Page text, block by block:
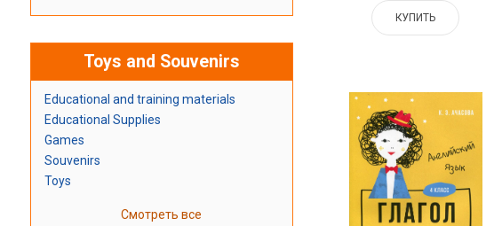
Toys and Souvenirs
Educational and training materials
Educational Supplies
Games
Souvenirs
Toys
Смотреть все
КУПИТЬ